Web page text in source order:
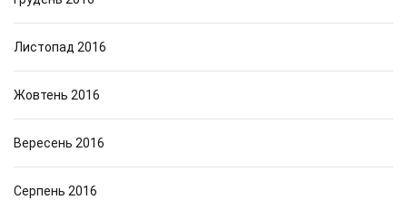
Листопад 2016
Жовтень 2016
Вересень 2016
Серпень 2016